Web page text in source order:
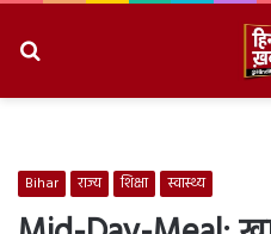
Bihar राज्य शिक्षा स्वास्थ्य